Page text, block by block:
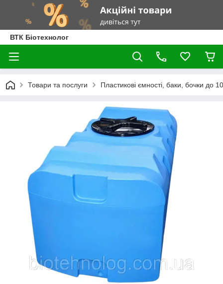
ВТК Біотехнолог
Товари та послуги Пластикові ємності, баки, бочки до